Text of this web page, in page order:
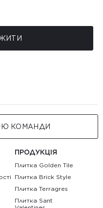
КОМАНДИ
ПРОДУКЦІЯ
Плитка Golden Tile
Плитка Brick Style
Плитка Terragres
Плитка Sant